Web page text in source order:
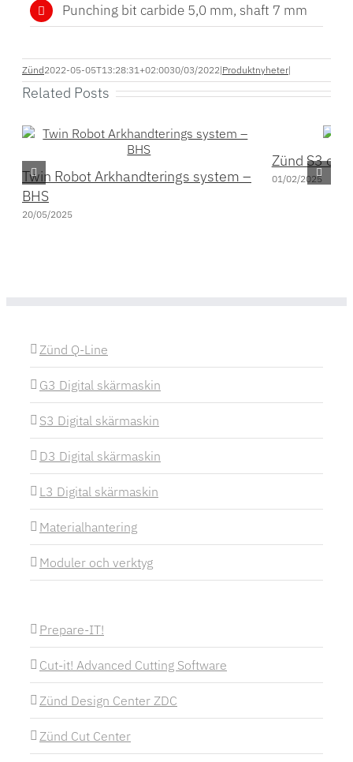
Punching bit carbide 5,0 mm, shaft 7 mm
Zünd2022-05-05T13:28:31+02:0030/03/2022|Produktnyheter|
Related Posts
Twin Robot Arkhandterings system –
BHS
20/05/2025
Zünd S3 och
01/02/2025
Zünd Q-Line
G3 Digital skärmaskin
S3 Digital skärmaskin
D3 Digital skärmaskin
L3 Digital skärmaskin
Materialhantering
Moduler och verktyg
Prepare-IT!
Cut-it! Advanced Cutting Software
Zünd Design Center ZDC
Zünd Cut Center